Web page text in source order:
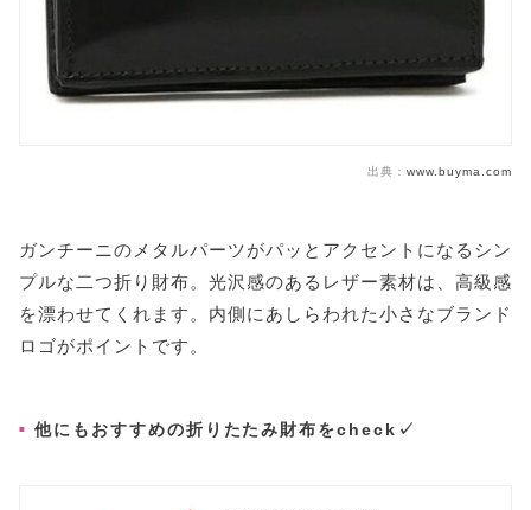
出典： www.buyma.com
ガンチーニのメタルパーツがパッとアクセントになるシン
プルな二つ折り財布。光沢感のあるレザー素材は、高級感
を漂わせてくれます。内側にあしらわれた小さなブランド
ロゴがポイントです。
他にもおすすめの折りたたみ財布をcheck✓